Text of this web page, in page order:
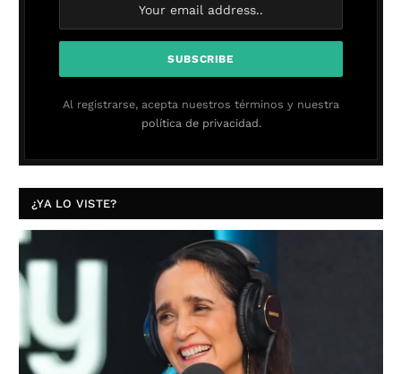
Al registrarse, acepta nuestros términos y nuestra
política de privacidad.
¿YA LO VISTE?